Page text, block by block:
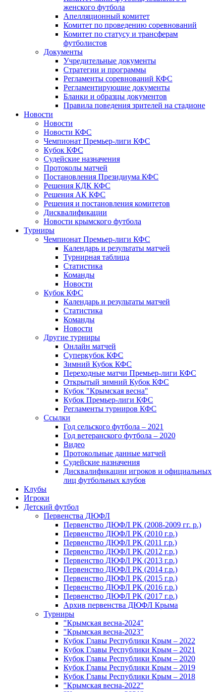
женского футбола
Апелляционный комитет
Комитет по проведению соревнований
Комитет по статусу и трансферам
футболистов
Документы
Учредительные документы
Стратегии и программы
Регламенты соревнований КФС
Регламентирующие документы
Бланки и образцы документов
Правила поведения зрителей на стадионе
Новости
Новости
Новости КФС
Чемпионат Премьер-лиги КФС
Кубок КФС
Судейские назначения
Протоколы матчей
Постановления Президиума КФС
Решения КДК КФС
Решения АК КФС
Решения и постановления комитетов
Дисквалификации
Новости крымского футбола
Турниры
Чемпионат Премьер-лиги КФС
Календарь и результаты матчей
Турнирная таблица
Статистика
Команды
Новости
Кубок КФС
Календарь и результаты матчей
Статистика
Команды
Новости
Другие турниры
Онлайн матчей
Суперкубок КФС
Зимний Кубок КФС
Переходные матчи Премьер-лиги КФС
Открытый зимний Кубок КФС
Кубок "Крымская весна"
Кубок Премьер-лиги КФС
Регламенты турниров КФС
Ссылки
Год сельского футбола – 2021
Год ветеранского футбола – 2020
Видео
Протокольные данные матчей
Судейские назначения
Дисквалификации игроков и официальных
лиц футбольных клубов
Клубы
Игроки
Детский футбол
Первенства ДЮФЛ
Первенство ДЮФЛ РК (2008-2009 гг. р.)
Первенство ДЮФЛ РК (2010 г.р.)
Первенство ДЮФЛ РК (2011 г.р.)
Первенство ДЮФЛ РК (2012 г.р.)
Первенство ДЮФЛ РК (2013 г.р.)
Первенство ДЮФЛ РК (2014 г.р.)
Первенство ДЮФЛ РК (2015 г.р.)
Первенство ДЮФЛ РК (2016 г.р.)
Первенство ДЮФЛ РК (2017 г.р.)
Архив первенства ДЮФЛ Крыма
Турниры
"Крымская весна-2024"
"Крымская весна-2023"
Кубок Главы Республики Крым – 2022
Кубок Главы Республики Крым – 2021
Кубок Главы Республики Крым – 2020
Кубок Главы Республики Крым – 2019
Кубок Главы Республики Крым – 2018
"Крымская весна-2022"